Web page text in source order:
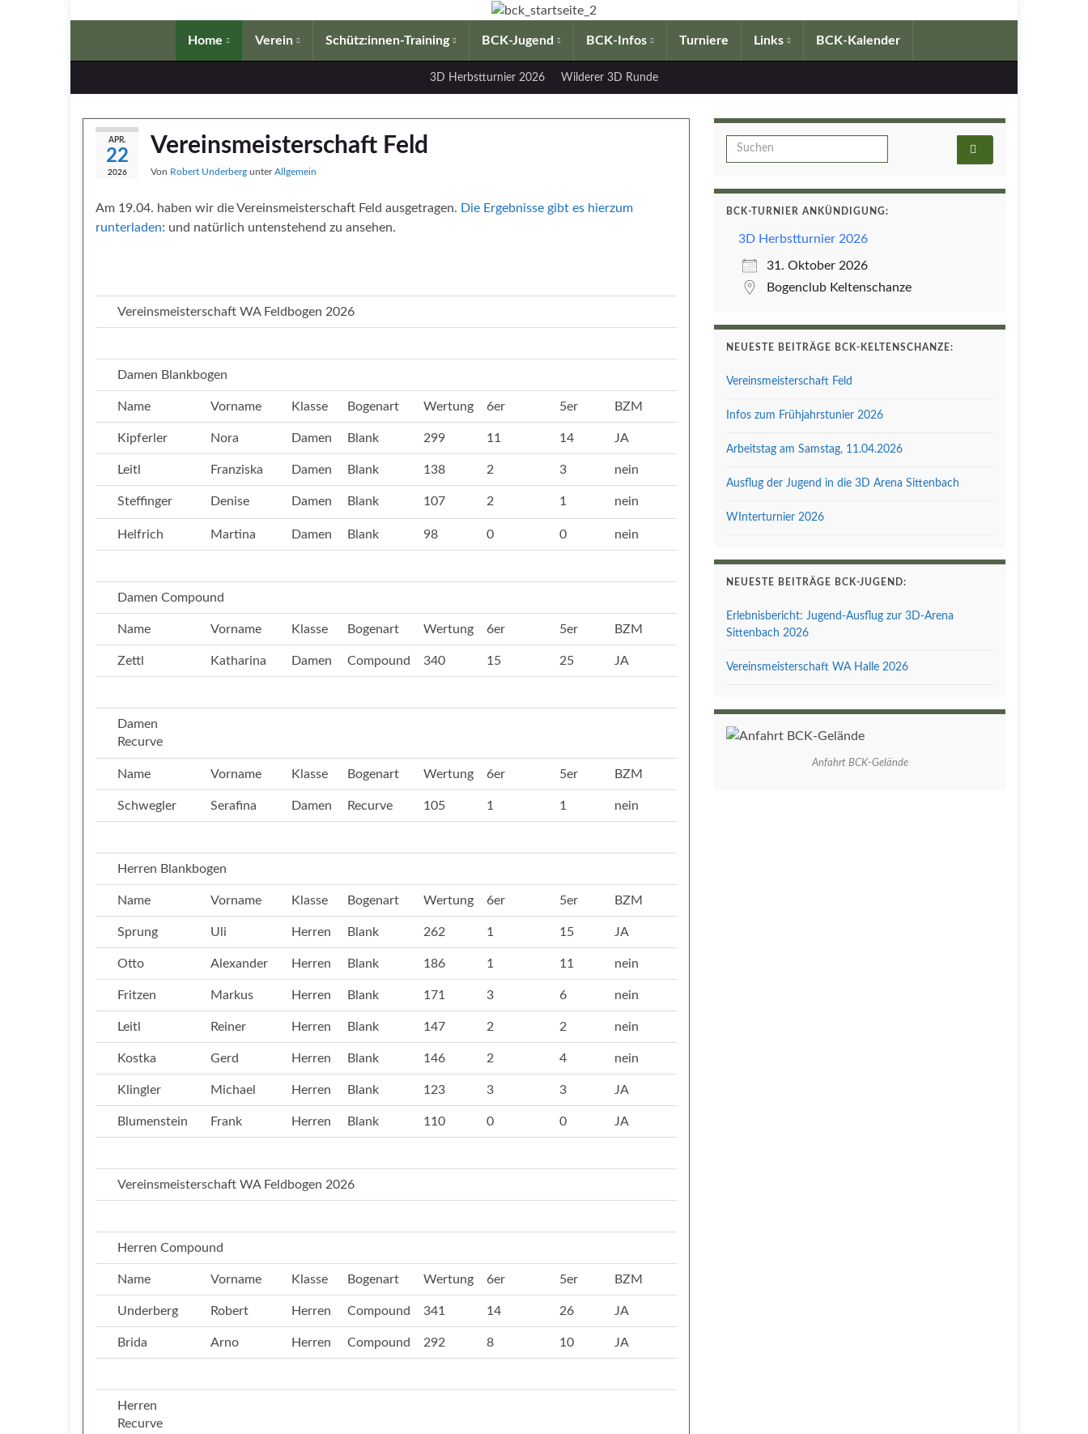
Home Verein Schütz:innen-Training BCK-Jugend BCK-Infos Turniere Links BCK-Kalender
3D Herbstturnier 2026 Wilderer 3D Runde
APR.
22
2026
Vereinsmeisterschaft Feld
Von Robert Underberg unterAllgemein
Am 19.04. haben wir die Vereinsmeisterschaft Feld ausgetragen. Die Ergebnisse gibt es hierzum
runterladen: und natürlich untenstehend zu ansehen.
Vereinsmeisterschaft WA Feldbogen 2026
Damen Blankbogen
Name Vorname Klasse Bogenart Wertung 6er 5er BZM
Kipferler Nora Damen Blank 299 11 14 JA
Leitl Franziska Damen Blank 138 2 3 nein
Steffinger Denise Damen Blank 107 2 1 nein
Helfrich Martina Damen Blank 98 0 0 nein
Damen Compound
Name Vorname Klasse Bogenart Wertung 6er 5er BZM
Zettl Katharina Damen Compound 340 15 25 JA
Damen
Recurve
Name Vorname Klasse Bogenart Wertung 6er 5er BZM
Schwegler Serafina Damen Recurve 105 1 1 nein
Herren Blankbogen
Name Vorname Klasse Bogenart Wertung 6er 5er BZM
Sprung Uli Herren Blank 262 1 15 JA
Otto Alexander Herren Blank 186 1 11 nein
Fritzen Markus Herren Blank 171 3 6 nein
Leitl Reiner Herren Blank 147 2 2 nein
Kostka Gerd Herren Blank 146 2 4 nein
Klingler Michael Herren Blank 123 3 3 JA
Blumenstein Frank Herren Blank 110 0 0 JA
Vereinsmeisterschaft WA Feldbogen 2026
Herren Compound
Name Vorname Klasse Bogenart Wertung 6er 5er BZM
Underberg Robert Herren Compound 341 14 26 JA
Brida Arno Herren Compound 292 8 10 JA
Herren
Recurve
Search for:
BCK-TURNIER ANKÜNDIGUNG:
3D Herbstturnier 2026
31. Oktober 2026
Bogenclub Keltenschanze
NEUESTE BEITRÄGE BCK-KELTENSCHANZE:
Vereinsmeisterschaft Feld
Infos zum Frühjahrstunier 2026
Arbeitstag am Samstag, 11.04.2026
Ausflug der Jugend in die 3D Arena Sittenbach
WInterturnier 2026
NEUESTE BEITRÄGE BCK-JUGEND:
Erlebnisbericht: Jugend-Ausflug zur 3D-Arena
Sittenbach 2026
Vereinsmeisterschaft WA Halle 2026
Anfahrt BCK-Gelände